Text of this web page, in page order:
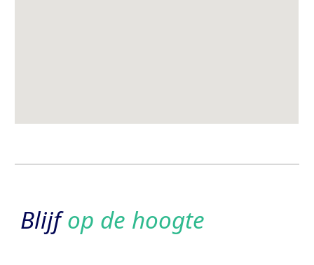
Blijfop de hoogte